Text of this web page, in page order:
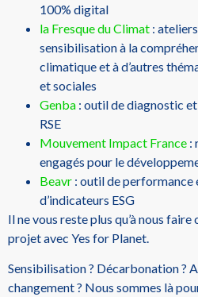
100% digital
la Fresque du Climat :
sensibilisation à la
climatique et à d’autres
et sociales
Genba : outil de diagnostic
RSE
Mouvement Impact France :
engagés pour le
Beavr : outil de
d’indicateurs ESG
Il ne vous reste plus qu’à nous
projet avec Yes for Planet.
Sensibilisation ? Décarbonation ?
changement ? Nous sommes là